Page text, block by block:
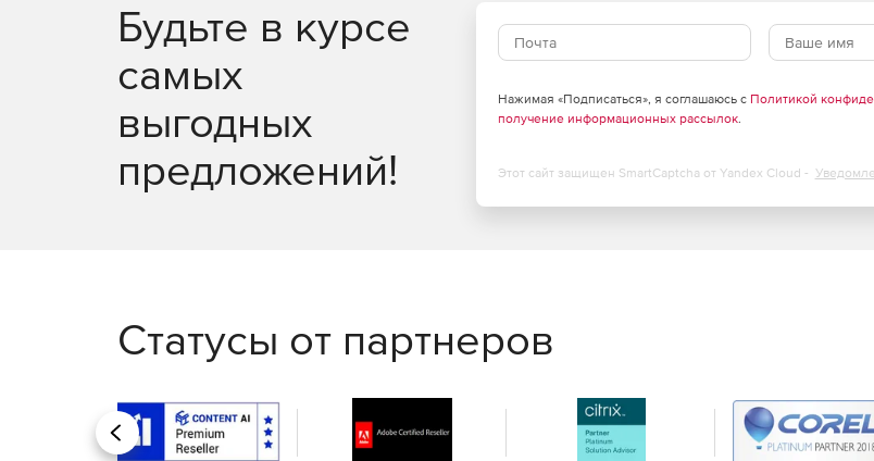
Будьте в курсе
самых
выгодных
предложений!
Нажимая «Подписаться», я соглашаюсь с Политикой
получение информационных рассылок.
Этот сайт защищен SmartCaptcha от Yandex Cloud -
Статусы от партнеров
Назад